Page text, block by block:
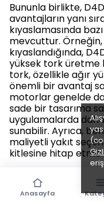
Bununla birlikte,
avantajların yanı
kıyaslamasında
mevcuttur.
kıyaslandığında,
yüksek tork üretme
tork, özellikle ağır
önemli bir avantaj
motorlar genelde
sade bir tasarıma
uygulamalarda
sunabilir. Ayrıca,
maliyetli yakıt
kitlesine hitap
Sonuç olarak, D4D
avantajlarını en
motor türlerine
Anasayfa